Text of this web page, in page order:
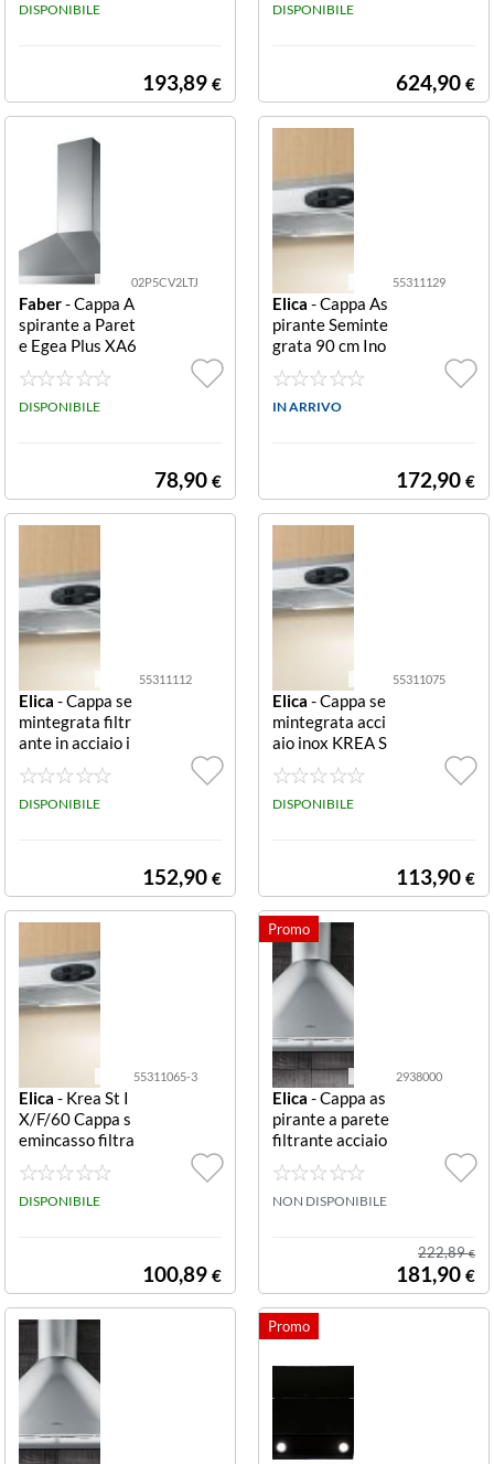
16
DISPONIBILE
193,89 €
0
DISPONIBILE
624,90 €
02P5CV2LTJ
Faber- Cappa A
spirante a Paret
e Egea Plus XA6
0 60 cm Inox EG
EA PLUS XA60
Cappa a parete
DISPONIBILE
78,90 €
55311129
Elica - Cappa As
pirante Seminte
grata 90 cm Ino
x KREA LX IX/F/
90 55311129
IN ARRIVO
172,90 €
55311112
Elica - Cappa se
mintegrata filtr
ante in acciaio i
nox KREA LX I
X/F/60 553111
12
DISPONIBILE
152,90 €
55311075
Elica - Cappa se
mintegrata acci
aio inox KREA S
T IX/F/90 5531
1075
DISPONIBILE
113,90 €
55311065-3
Elica - Krea St I
X/F/60 Cappa s
emincasso filtra
nte in acciaio in
ox 90cm KREA
ST IX/F/60 553
DISPONIBILE
100,89 €
2938000
Elica - Cappa as
pirante a parete
filtrante acciaio
inox CAPPA PA
RETE 60CM IN
OX
NON DISPONIBILE
222,89€
181,90 €